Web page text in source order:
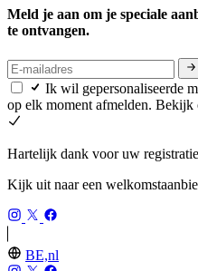
Meld je aan om je speciale
te ontvangen.
Ik wil gepersonaliseerde
op elk moment afmelden. Bekijk
Hartelijk dank voor uw
Kijk uit naar een
BE,nl